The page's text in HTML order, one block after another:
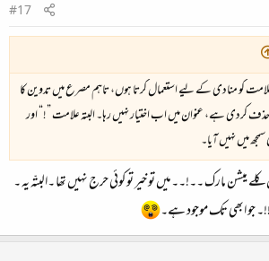
#17
کو منادی کے لیے استعمال کرتا ہوں، تاہم مصرع میں تدوین کا
کردی ہے، عنوان میں اب اختیار نہیں رہا۔ البتہ علامت ”!“ اور
میں نہیں آیا۔
میشن مارک ۔۔!۔۔میں تو خیر تو کوئی حرج نہیں تھا ۔البتّہ یہ ۔
جو ابھی تک موجود ہے۔